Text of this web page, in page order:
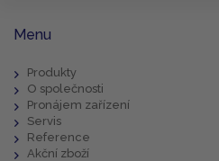
Menu
Produkty
O společnosti
Pronájem zařízení
Servis
Reference
Akční zboží